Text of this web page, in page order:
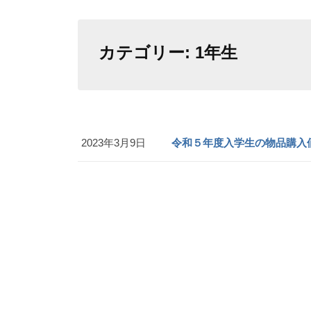
カテゴリー: 1年生
2023年3月9日 令和５年度入学生の物品購入